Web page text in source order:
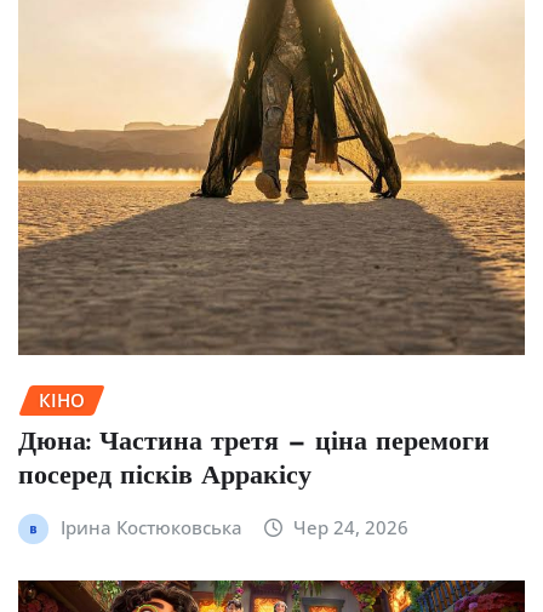
КІНО
Дюна: Частина третя — ціна перемоги
посеред пісків Арракісу
Ірина Костюковська Чер 24, 2026